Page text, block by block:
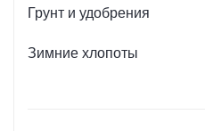
Грунт и удобрения
Зимние хлопоты